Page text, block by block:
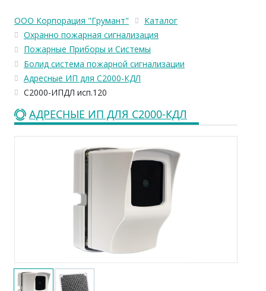
ООО Корпорация "Грумант"
Каталог
Охранно пожарная сигнализация
Пожарные Приборы и Системы
Болид система пожарной сигнализации
Адресные ИП для С2000-КДЛ
С2000-ИПДЛ исп.120
АДРЕСНЫЕ ИП ДЛЯ С2000-КДЛ